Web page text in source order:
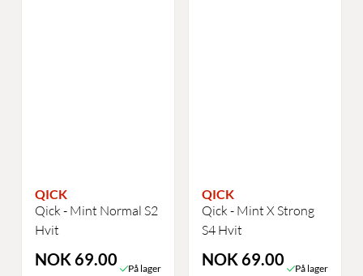
QICK
Qick - Mint Normal S2
Hvit
NOK 69.00
På lager
QICK
Qick - Mint X Strong
S4 Hvit
NOK 69.00
På lager